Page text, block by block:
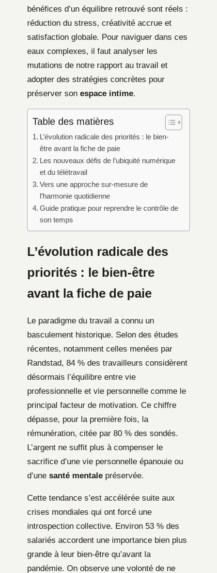
bénéfices d’un équilibre retrouvé sont réels :
réduction du stress, créativité accrue et
satisfaction globale. Pour naviguer dans ces
eaux complexes, il faut analyser les
mutations de notre rapport au travail et
adopter des stratégies concrètes pour
préserver son espace intime.
Table des matières
L’évolution radicale des priorités : le bien-
être avant la fiche de paie
Les nouveaux défis de l’ubiquité numérique
et du télétravail
Vers une approche sur-mesure de
l’harmonie quotidienne
Guide pratique pour reprendre le contrôle de
son temps
L’évolution radicale des
priorités : le bien-être
avant la fiche de paie
Le paradigme du travail a connu un
basculement historique. Selon des études
récentes, notamment celles menées par
Randstad, 84 % des travailleurs considèrent
désormais l’équilibre entre vie
professionnelle et vie personnelle comme le
principal facteur de motivation. Ce chiffre
dépasse, pour la première fois, la
rémunération, citée par 80 % des sondés.
L’argent ne suffit plus à compenser le
sacrifice d’une vie personnelle épanouie ou
d’une santé mentale préservée.
Cette tendance s’est accélérée suite aux
crises mondiales qui ont forcé une
introspection collective. Environ 53 % des
salariés accordent une importance bien plus
grande à leur bien-être qu’avant la
pandémie. On observe une volonté de ne